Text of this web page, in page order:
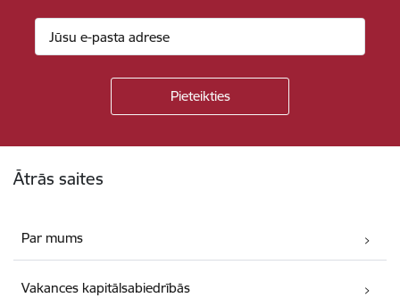
Ātrās saites
Par mums
Vakances kapitālsabiedrībās